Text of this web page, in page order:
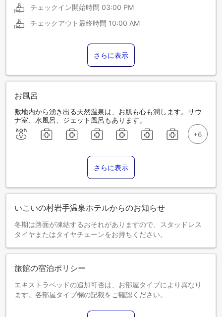
チェックイン開始時間 03:00 PM
チェックアウト最終時間 10:00 AM
さらに表示
お風呂
敷地内から湧き出る天然温泉は、お肌も心も潤します。サウ
ナ室、水風呂、ジェット風呂もあります。
さらに表示
いこいの村岩手温泉ホテルからのお知らせ
冬期は路面が凍結するおそれがありますので、スタッドレス
タイヤまたはタイヤチェーンをお持ちください。
旅館の宿泊ポリシー
エキストラベッドの追加可否は、お部屋タイプにより異なり
ます。各部屋タイプ欄の記載をご確認ください。